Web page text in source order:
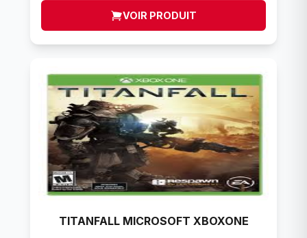
VOIR PRODUIT
TITANFALL MICROSOFT XBOXONE